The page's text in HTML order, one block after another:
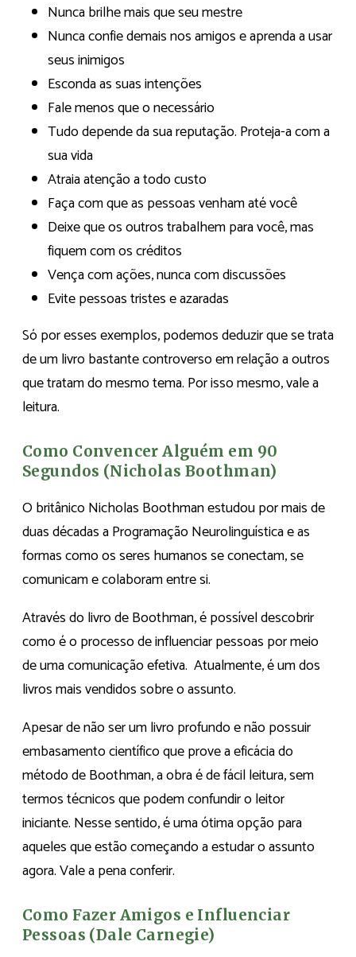
Nunca brilhe mais que seu mestre
Nunca confie demais nos amigos e aprenda a usar
seus inimigos
Esconda as suas intenções
Fale menos que o necessário
Tudo depende da sua reputação. Proteja-a com a
sua vida
Atraia atenção a todo custo
Faça com que as pessoas venham até você
Deixe que os outros trabalhem para você, mas
fiquem com os créditos
Vença com ações, nunca com discussões
Evite pessoas tristes e azaradas
Só por esses exemplos, podemos deduzir que se trata
de um livro bastante controverso em relação a outros
que tratam do mesmo tema. Por isso mesmo, vale a
leitura.
Como Convencer Alguém em 90
Segundos (Nicholas Boothman)
O britânico Nicholas Boothman estudou por mais de
duas décadas a Programação Neurolinguística e as
formas como os seres humanos se conectam, se
comunicam e colaboram entre si.
Através do livro de Boothman, é possível descobrir
como é o processo de influenciar pessoas por meio
de uma comunicação efetiva. Atualmente, é um dos
livros mais vendidos sobre o assunto.
Apesar de não ser um livro profundo e não possuir
embasamento científico que prove a eficácia do
método de Boothman, a obra é de fácil leitura, sem
termos técnicos que podem confundir o leitor
iniciante. Nesse sentido, é uma ótima opção para
aqueles que estão começando a estudar o assunto
agora. Vale a pena conferir.
Como Fazer Amigos e Influenciar
Pessoas (Dale Carnegie)